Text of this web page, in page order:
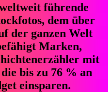
führende
dem über
der ganzen Welt
Marken,
mit
bis zu 76 % an
einsparen.